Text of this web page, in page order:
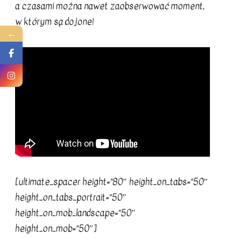
a czasami można nawet zaobserwować moment,
w którym są dojone!
[ultimate_spacer height=”80″ height_on_tabs=”50″
height_on_tabs_portrait=”50″
height_on_mob_landscape=”50″
height_on_mob=”50″]
←